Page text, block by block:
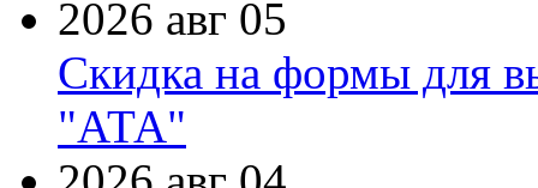
2026 авг 05
Скидка на формы для
"АТА"